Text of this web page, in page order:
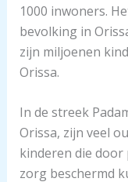
1000 inwoners.
bevolking in
zijn miljoenen
Orissa.
In de streek
Orissa, zijn veel
kinderen die door
zorg beschermd